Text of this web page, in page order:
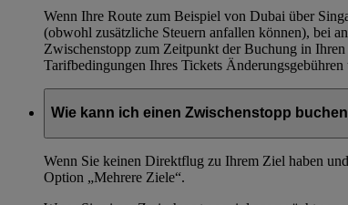
Wenn Ihre Route zum Beispiel von Dubai über
(obwohl zusätzliche Steuern anfallen können), bei
Zwischenstopp zum Zeitpunkt der Buchung in
Tarifbedingungen Ihres Tickets Änderungsgebühren
Wie kann ich einen Zwischenstopp
Wenn Sie keinen Direktflug zu Ihrem Ziel haben
Option „Mehrere Ziele“.